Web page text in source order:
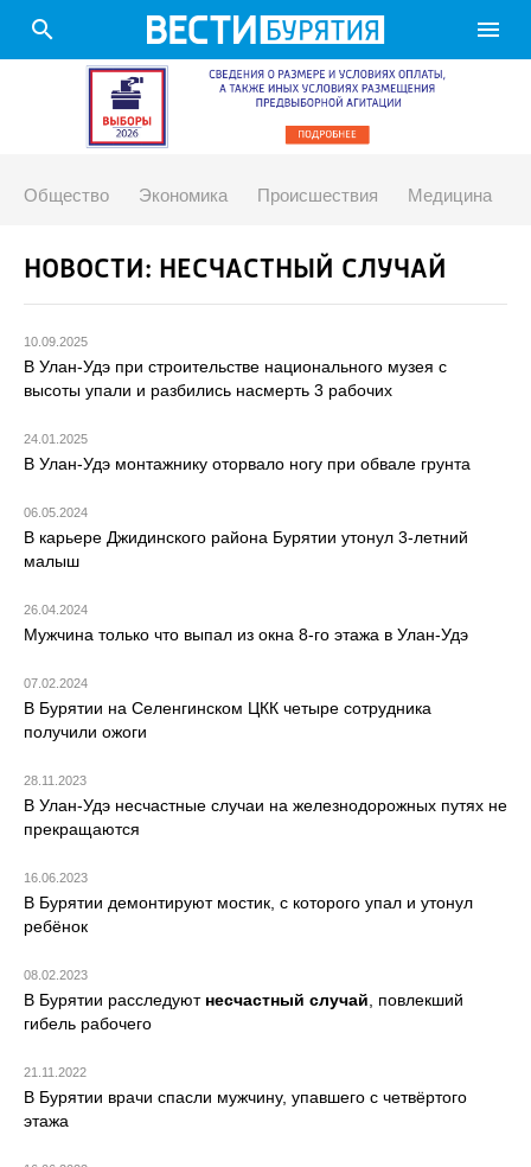
search menu
Общество Экономика Происшествия Медицина
НОВОСТИ: НЕСЧАСТНЫЙ СЛУЧАЙ
10.09.2025
В Улан-Удэ при строительстве национального музея с
высоты упали и разбились насмерть 3 рабочих
24.01.2025
В Улан-Удэ монтажнику оторвало ногу при обвале грунта
06.05.2024
В карьере Джидинского района Бурятии утонул 3-летний
малыш
26.04.2024
Мужчина только что выпал из окна 8-го этажа в Улан-Удэ
07.02.2024
В Бурятии на Селенгинском ЦКК четыре сотрудника
получили ожоги
28.11.2023
В Улан-Удэ несчастные случаи на железнодорожных путях не
прекращаются
16.06.2023
В Бурятии демонтируют мостик, с которого упал и утонул
ребёнок
08.02.2023
В Бурятии расследуют несчастный случай , повлекший
гибель рабочего
21.11.2022
В Бурятии врачи спасли мужчину, упавшего с четвёртого
этажа